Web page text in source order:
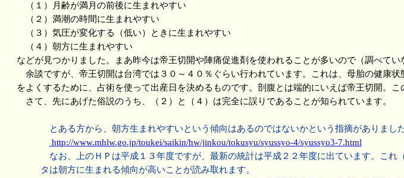
（１）月齢が満月の前後に生まれやすい
（２）満潮の時間に生まれやすい
（３）気圧が変化する（低い）ときに生まれやすい
（４）朝方に生まれやすい
などが見つかりました。まあ昨今は帝王切開や陣痛促進剤を使われることが多いので（調べて
余談ですが、帝王切開は台湾では３０～４０％ぐらい行われています。これは、母胎の健康
をよくするために、占術を使って出産日を決めるものです。剖腹とは端的にいえば帝王切開。
さて、先にあげた俗説のうち、（２）と（４）は完全に誤りであることが知られています。
とある方から、朝方生まれやすいという傾向はあるのではないかという指摘がありまし
http://www.mhlw.go.jp/toukei/saikin/hw/jinkou/tokusyu/syussyo-4/syussyo3-7.html
なお、上のＨＰは平成１３年度ですが、最新の統計は平成２２年度に出ています。こ
タは朝方に生まれる傾向が高いことが読み取れます。